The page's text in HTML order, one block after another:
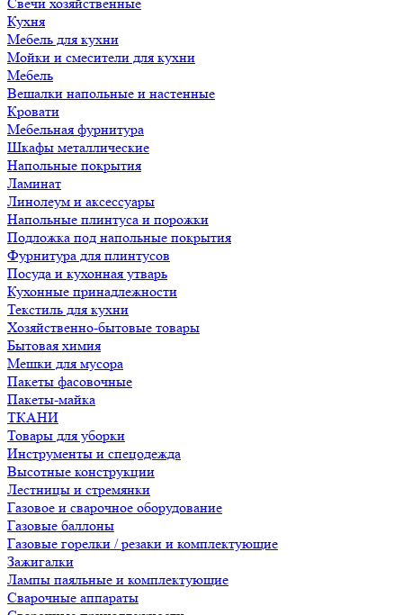
Кухня
Мебель для кухни
Мойки и смесители для кухни
Мебель
Вешалки напольные и настенные
Кровати
Мебельная фурнитура
Шкафы металлические
Напольные покрытия
Ламинат
Линолеум и аксессуары
Напольные плинтуса и порожки
Подложка под напольные покрытия
Фурнитура для плинтусов
Посуда и кухонная утварь
Кухонные принадлежности
Текстиль для кухни
Хозяйственно-бытовые товары
Бытовая химия
Мешки для мусора
Пакеты фасовочные
Пакеты-майка
ТКАНИ
Товары для уборки
Инструменты и спецодежда
Высотные конструкции
Лестницы и стремянки
Газовое и сварочное оборудование
Газовые баллоны
Газовые горелки / резаки и комплектующие
Зажигалки
Лампы паяльные и комплектующие
Сварочные аппараты